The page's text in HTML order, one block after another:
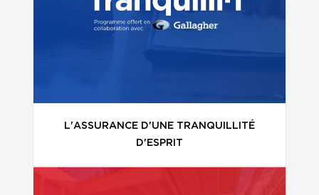
L'ASSURANCE D'UNE TRANQUILLITÉ
D'ESPRIT